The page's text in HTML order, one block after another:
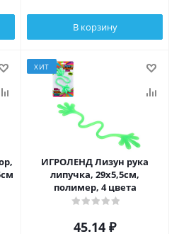
В корзину
ХИТ
ИГРОЛЕНД Лизун рука
липучка, 29х5,5см,
полимер, 4 цвета
45.14 ₽